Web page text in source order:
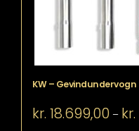
KW – Gevindundervogn
kr. 18.699,00 – kr.